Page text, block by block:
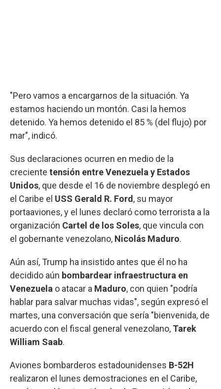
"Pero vamos a encargarnos de la situación. Ya
estamos haciendo un montón. Casi la hemos
detenido. Ya hemos detenido el 85 % (del flujo) por
mar", indicó.
Sus declaraciones ocurren en medio de la
creciente tensión entre Venezuela y Estados
Unidos, que desde el 16 de noviembre desplegó en
el Caribe el USS Gerald R. Ford , su mayor
portaaviones, y el lunes declaró como terrorista a la
organización Cartel de los Soles, que vincula con
el gobernante venezolano, Nicolás Maduro.
Aún así, Trump ha insistido antes que él no ha
decidido aún bombardear infraestructura en
Venezuela o atacar a Maduro, con quien "podría
hablar para salvar muchas vidas", según expresó el
martes, una conversación que sería "bienvenida, de
acuerdo con el fiscal general venezolano, Tarek
William Saab.
Aviones bombarderos estadounidenses B-52H
realizaron el lunes demostraciones en el Caribe,